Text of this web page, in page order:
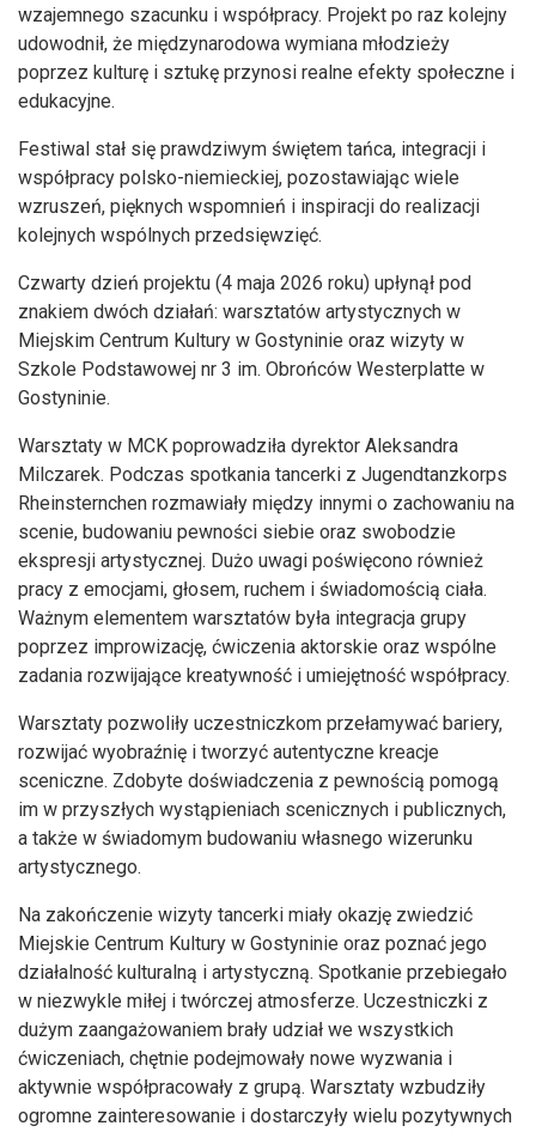
wzajemnego szacunku i współpracy. Projekt po raz kolejny
udowodnił, że międzynarodowa wymiana młodzieży
poprzez kulturę i sztukę przynosi realne efekty społeczne i
edukacyjne.
Festiwal stał się prawdziwym świętem tańca, integracji i
współpracy polsko-niemieckiej, pozostawiając wiele
wzruszeń, pięknych wspomnień i inspiracji do realizacji
kolejnych wspólnych przedsięwzięć.
Czwarty dzień projektu (4 maja 2026 roku) upłynął pod
znakiem dwóch działań: warsztatów artystycznych w
Miejskim Centrum Kultury w Gostyninie oraz wizyty w
Szkole Podstawowej nr 3 im. Obrońców Westerplatte w
Gostyninie.
Warsztaty w MCK poprowadziła dyrektor Aleksandra
Milczarek. Podczas spotkania tancerki z Jugendtanzkorps
Rheinsternchen rozmawiały między innymi o zachowaniu na
scenie, budowaniu pewności siebie oraz swobodzie
ekspresji artystycznej. Dużo uwagi poświęcono również
pracy z emocjami, głosem, ruchem i świadomością ciała.
Ważnym elementem warsztatów była integracja grupy
poprzez improwizację, ćwiczenia aktorskie oraz wspólne
zadania rozwijające kreatywność i umiejętność współpracy.
Warsztaty pozwoliły uczestniczkom przełamywać bariery,
rozwijać wyobraźnię i tworzyć autentyczne kreacje
sceniczne. Zdobyte doświadczenia z pewnością pomogą
im w przyszłych wystąpieniach scenicznych i publicznych,
a także w świadomym budowaniu własnego wizerunku
artystycznego.
Na zakończenie wizyty tancerki miały okazję zwiedzić
Miejskie Centrum Kultury w Gostyninie oraz poznać jego
działalność kulturalną i artystyczną. Spotkanie przebiegało
w niezwykle miłej i twórczej atmosferze. Uczestniczki z
dużym zaangażowaniem brały udział we wszystkich
ćwiczeniach, chętnie podejmowały nowe wyzwania i
aktywnie współpracowały z grupą. Warsztaty wzbudziły
ogromne zainteresowanie i dostarczyły wielu pozytywnych